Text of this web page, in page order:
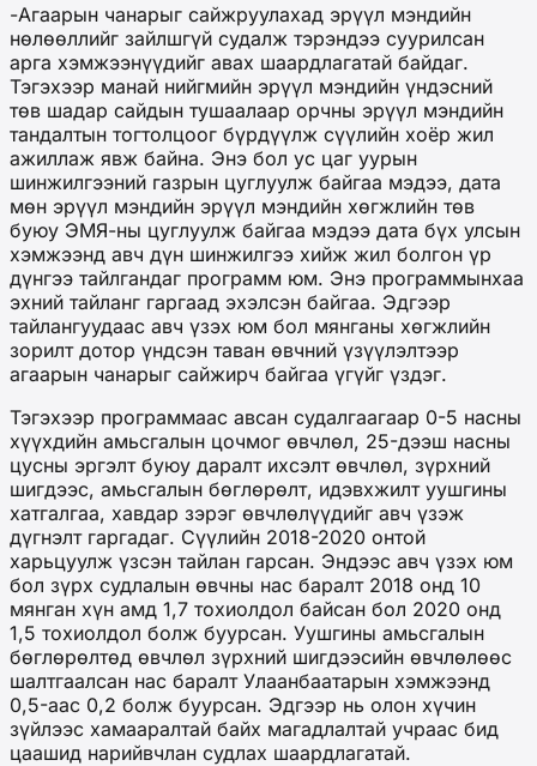
-Агаарын чанарыг сайжруулахад эрүүл мэндийн
нөлөөллийг зайлшгүй судалж тэрэндээ суурилсан
арга хэмжээнүүдийг авах шаардлагатай байдаг.
Тэгэхээр манай нийгмийн эрүүл мэндийн үндэсний
төв шадар сайдын тушаалаар орчны эрүүл мэндийн
тандалтын тогтолцоог бүрдүүлж сүүлийн хоёр жил
ажиллаж явж байна. Энэ бол ус цаг уурын
шинжилгээний газрын цуглуулж байгаа мэдээ, дата
мөн эрүүл мэндийн эрүүл мэндийн хөгжлийн төв
буюу ЭМЯ-ны цуглуулж байгаа мэдээ дата бүх улсын
хэмжээнд авч дүн шинжилгээ хийж жил болгон үр
дүнгээ тайлгандаг программ юм. Энэ программынхаа
эхний тайланг гаргаад эхэлсэн байгаа. Эдгээр
тайлангуудаас авч үзэх юм бол мянганы хөгжлийн
зорилт дотор үндсэн таван өвчний үзүүлэлтээр
агаарын чанарыг сайжирч байгаа үгүйг үздэг.
Тэгэхээр программаас авсан судалгаагаар 0-5 насны
хүүхдийн амьсгалын цочмог өвчлөл, 25-дээш насны
цусны эргэлт буюу даралт ихсэлт өвчлөл, зүрхний
шигдээс, амьсгалын бөглөрөлт, идэвхжилт уушгины
хатгалгаа, хавдар зэрэг өвчлөлүүдийг авч үзэж
дүгнэлт гаргадаг. Сүүлийн 2018-2020 онтой
харьцуулж үзсэн тайлан гарсан. Эндээс авч үзэх юм
бол зүрх судлалын өвчны нас баралт 2018 онд 10
мянган хүн амд 1,7 тохиолдол байсан бол 2020 онд
1,5 тохиолдол болж буурсан. Уушгины амьсгалын
бөглөрөлтөд өвчлөл зүрхний шигдээсийн өвчлөлөөс
шалтгаалсан нас баралт Улаанбаатарын хэмжээнд
0,5-аас 0,2 болж буурсан. Эдгээр нь олон хүчин
зүйлээс хамааралтай байх магадлалтай учраас бид
цаашид нарийвчлан судлах шаардлагатай.